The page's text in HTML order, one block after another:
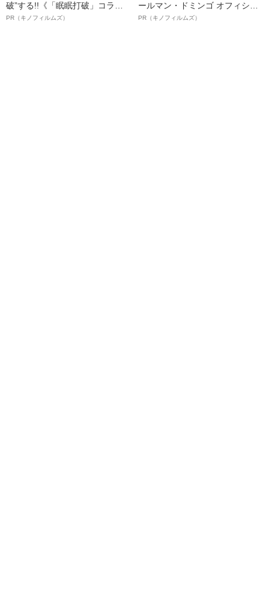
破”する!!《「眠眠打破」コラ
ボ》
PR（キノフィルムズ）
ールマン・ドミンゴ オフィシャ
ルインタビュー“観客を魅了した
PR（キノフィルムズ）